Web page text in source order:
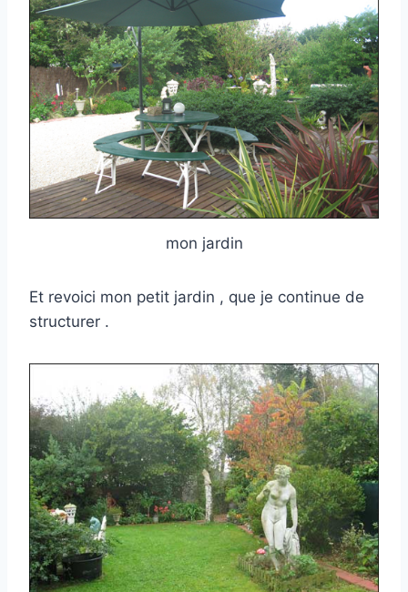
mon jardin
Et revoici mon petit jardin , que je continue de
structurer .